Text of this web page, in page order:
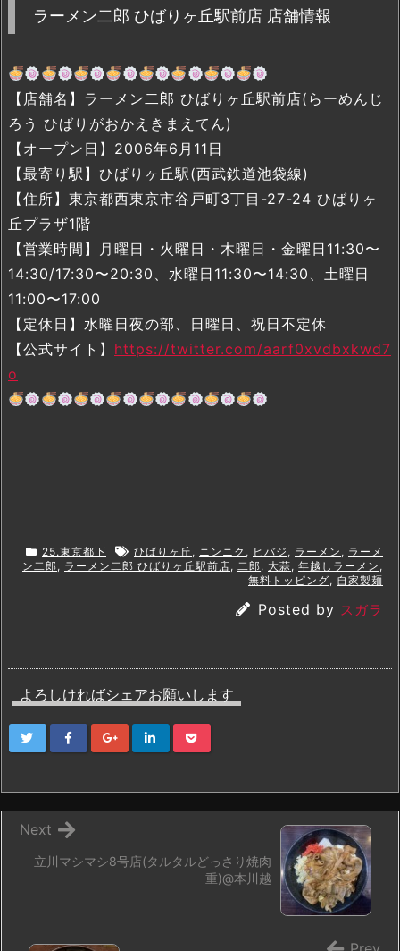
ラーメン二郎 ひばりヶ丘駅前店 店舗情報
【店舗名】ラーメン二郎 ひばりヶ丘駅前店(らーめんじ
ろう ひばりがおかえきまえてん)
【オープン日】2006年6月11日
【最寄り駅】ひばりヶ丘駅(西武鉄道池袋線)
【住所】東京都西東京市谷戸町3丁目-27-24 ひばりヶ
丘プラザ1階
【営業時間】月曜日・火曜日・木曜日・金曜日11:30〜
14:30/17:30〜20:30、水曜日11:30〜14:30、土曜日
11:00〜17:00
【定休日】水曜日夜の部、日曜日、祝日不定休
【公式サイト】 https://twitter.com/aarf0xvdbxkwd7
o
25.東京都下 ひばりヶ丘 , ニンニク , ヒバジ , ラーメン , ラーメ
ン二郎, ラーメン二郎 ひばりヶ丘駅前店, 二郎, 大蒜, 年越しラーメン ,
無料トッピング, 自家製麺
Posted by スガラ
よろしければシェアお願いします
立川マシマシ8号店(タルタルどっさり焼肉
重)@本川越
Next